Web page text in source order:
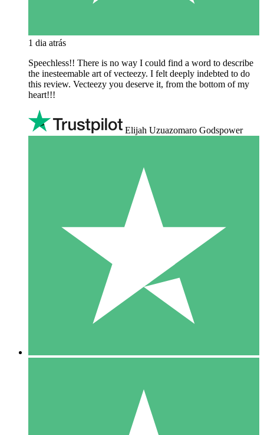
1 dia atrás
Speechless!! There is no way I could find a word to describe
the inesteemable art of vecteezy. I felt deeply indebted to do
this review. Vecteezy you deserve it, from the bottom of my
heart!!!
Elijah Uzuazomaro Godspower